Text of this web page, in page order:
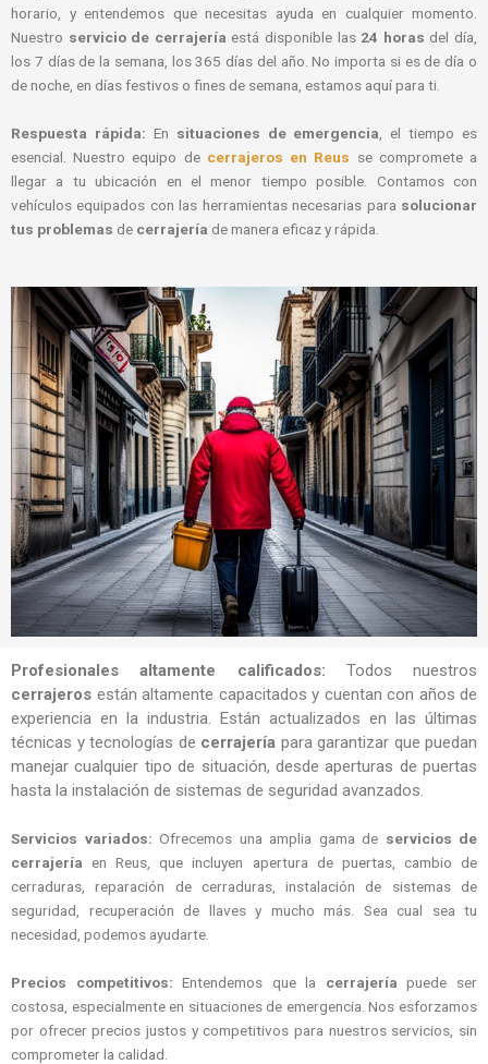
horario, y entendemos que necesitas ayuda en cualquier momento.
Nuestro servicio de cerrajería está disponible las 24 horas del día,
los 7 días de la semana, los 365 días del año. No importa si es de día o
de noche, en días festivos o fines de semana, estamos aquí para ti.
Respuesta rápida: En situaciones de emergencia , el tiempo es
esencial. Nuestro equipo de cerrajeros en Reus se compromete a
llegar a tu ubicación en el menor tiempo posible. Contamos con
vehículos equipados con las herramientas necesarias para solucionar
tus problemas de cerrajería de manera eficaz y rápida.
Profesionales altamente calificados: Todos nuestros
cerrajeros están altamente capacitados y cuentan con años de
experiencia en la industria. Están actualizados en las últimas
técnicas y tecnologías de cerrajería para garantizar que puedan
manejar cualquier tipo de situación, desde aperturas de puertas
hasta la instalación de sistemas de seguridad avanzados.
Servicios variados: Ofrecemos una amplia gama de servicios de
cerrajería en Reus, que incluyen apertura de puertas, cambio de
cerraduras, reparación de cerraduras, instalación de sistemas de
seguridad, recuperación de llaves y mucho más. Sea cual sea tu
necesidad, podemos ayudarte.
Precios competitivos: Entendemos que la cerrajeríapuede ser
costosa, especialmente en situaciones de emergencia. Nos esforzamos
por ofrecer precios justos y competitivos para nuestros servicios, sin
comprometer la calidad.